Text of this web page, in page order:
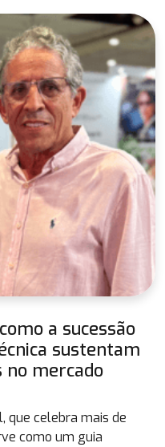
a sucessão
sustentam
no mercado
que celebra mais de
como um guia